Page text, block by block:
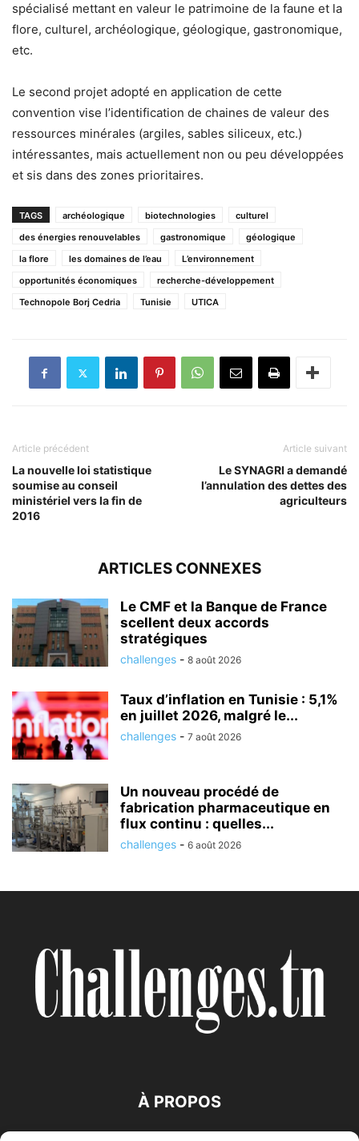
spécialisé mettant en valeur le patrimoine de la faune et la
flore, culturel, archéologique, géologique, gastronomique,
etc.
Le second projet adopté en application de cette
convention vise l’identification de chaines de valeur des
ressources minérales (argiles, sables siliceux, etc.)
intéressantes, mais actuellement non ou peu développées
et sis dans des zones prioritaires.
TAGS archéologique biotechnologies
culturel
des énergies renouvelables
gastronomique
géologique
la flore
les domaines de l’eau
L’environnement
opportunités économiques
recherche-développement
Technopole Borj Cedria
Tunisie UTICA
Article précédent
La nouvelle loi statistique
soumise au conseil
ministériel vers la fin de
2016
Article suivant
Le SYNAGRI a demandé
l’annulation des dettes des
agriculteurs
ARTICLES CONNEXES
Le CMF et la Banque de France
scellent deux accords
stratégiques
challenges - 8 août 2026
Taux d’inflation en Tunisie : 5,1%
en juillet 2026, malgré le...
challenges - 7 août 2026
Un nouveau procédé de
fabrication pharmaceutique en
flux continu : quelles...
challenges - 6 août 2026
À PROPOS